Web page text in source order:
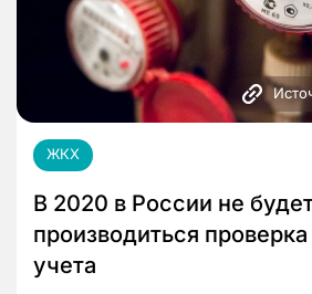
ЖКХ
В 2020 в России не
производиться
учета